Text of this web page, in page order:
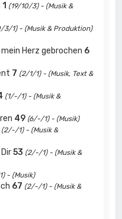
1 (19/10/3) - (Musik &
3/1) - (Musik & Produktion)
Herz gebrochen 6
7 (2/1/1) - (Musik, Text &
(1/-/1) - (Musik &
49 (6/-/1) - (Musik)
(2/-/1) - (Musik &
Dir53 (2/-/1) - (Musik &
- (Musik)
67 (2/-/1) - (Musik &